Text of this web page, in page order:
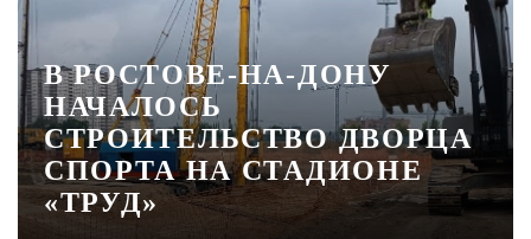
ЧЕЛОВЕК ОСОБЕННЫЙ
КУЛЬТ ЕДЫ
АФИША
ЖУРНАЛ
В РОСТОВЕ-НА-ДОНУ
НАЧАЛОСЬ
СТРОИТЕЛЬСТВО ДВОРЦА
СПОРТА НА СТАДИОНЕ
«ТРУД»